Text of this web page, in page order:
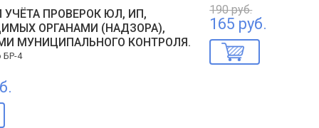
ПРОВЕРОК ЮЛ, ИП,
ОРГАНАМИ (НАДЗОРА),
МУНИЦИПАЛЬНОГО КОНТРОЛЯ.
БР-4
190 руб.
165 руб.